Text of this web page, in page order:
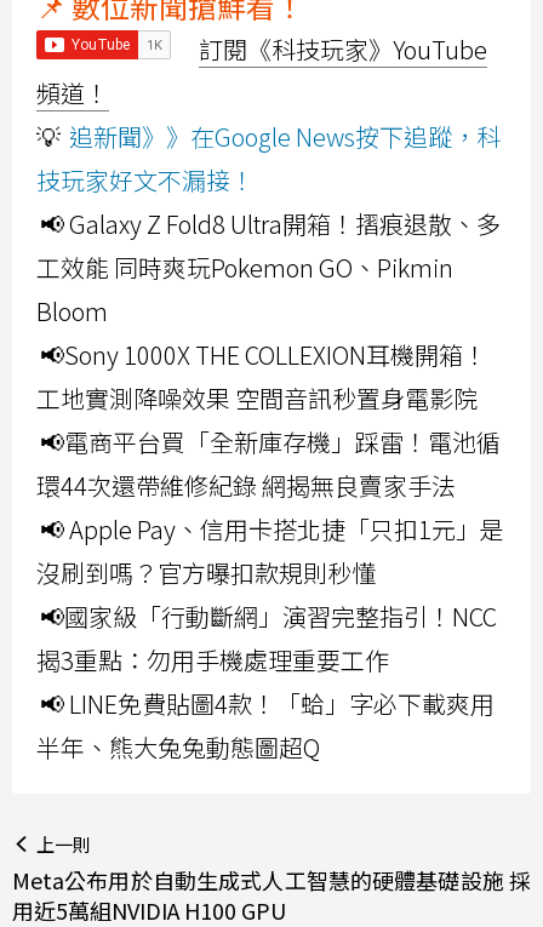
訂閱《科技玩家》YouTube
頻道！
💡 追新聞》》在Google News按下追蹤，科
技玩家好文不漏接！
📢 Galaxy Z Fold8 Ultra開箱！摺痕退散、多
工效能 同時爽玩Pokemon GO、Pikmin
Bloom
📢Sony 1000X THE COLLEXION耳機開箱！
工地實測降噪效果 空間音訊秒置身電影院
📢電商平台買「全新庫存機」踩雷！電池循
環44次還帶維修紀錄 網揭無良賣家手法
📢 Apple Pay、信用卡搭北捷「只扣1元」是
沒刷到嗎？官方曝扣款規則秒懂
📢國家級「行動斷網」演習完整指引！NCC
揭3重點：勿用手機處理重要工作
📢 LINE免費貼圖4款！「蛤」字必下載爽用
半年、熊大兔兔動態圖超Q
上一則
Meta公布用於自動生成式人工智慧的硬體基礎設施 採
用近5萬組NVIDIA H100 GPU